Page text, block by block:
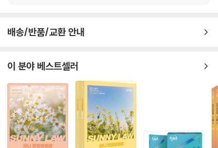
[문제 62]어음보증 143
[문제 65]피해자의 직접청구권 149
[문제 67]면책약관과 보험금지급의무 153
[문제 68]책임보험에서의 손해방지비용 155
배송/반품/교환 안내
이 분야 베스트셀러